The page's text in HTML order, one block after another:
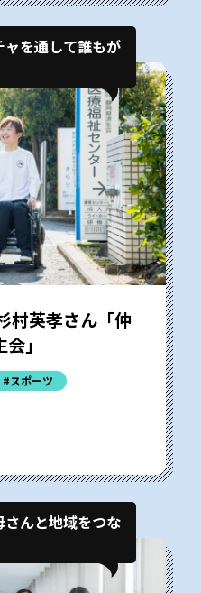
を通して誰もが
村英孝さん「仲
」
#スポーツ
んと地域をつな